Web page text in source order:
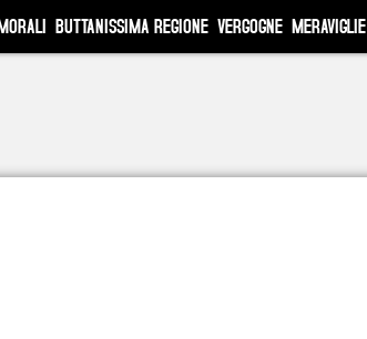
BUTTANISSIMA REGIONE VERGOGNE MERAVIGLIE